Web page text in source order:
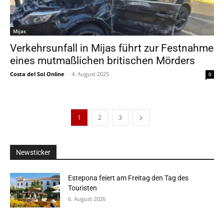
Mijas
Verkehrsunfall in Mijas führt zur Festnahme
eines mutmaßlichen britischen Mörders
Costa del Sol Online - 4. August 2025 0
1 2 3
Newsticker
Estepona feiert am Freitag den Tag des
Touristen
6. August 2026